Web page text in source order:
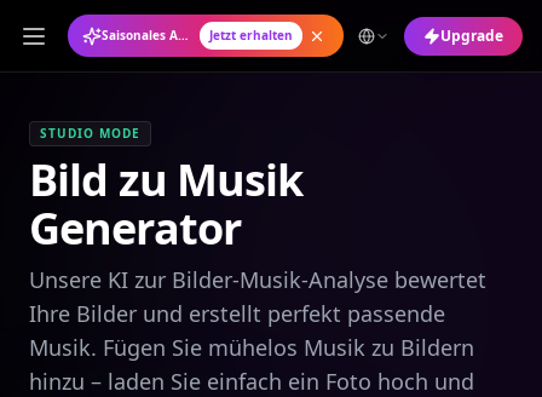
Saisonales Angebot: Jahresabo mit 50 % Rabatt Jetzt erhalten Upgrade
STUDIO MODE
Bild zu Musik
Generator
Unsere KI zur Bilder-Musik-Analyse bewertet
Ihre Bilder und erstellt perfekt passende
Musik. Fügen Sie mühelos Musik zu Bildern
hinzu – laden Sie einfach ein Foto hoch und